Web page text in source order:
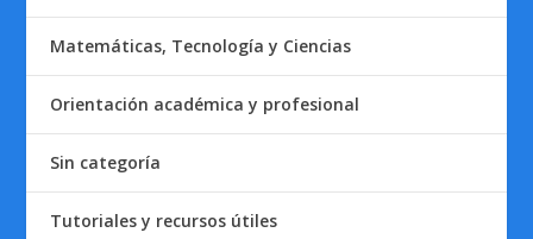
Matemáticas, Tecnología y Ciencias
Orientación académica y profesional
Sin categoría
Tutoriales y recursos útiles